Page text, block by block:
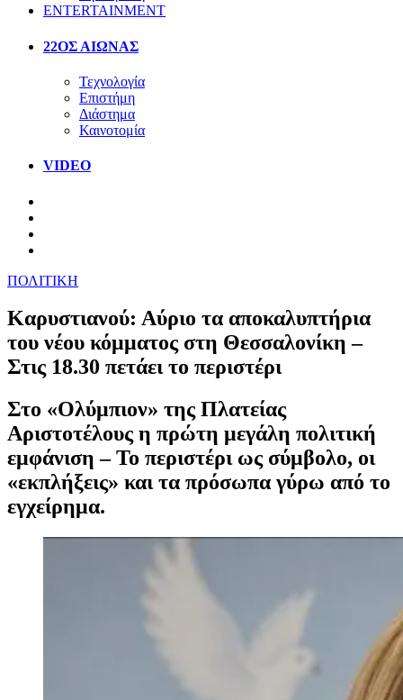
ENTERTAINMENT
22ΟΣ ΑΙΩΝΑΣ
Τεχνολογία
Επιστήμη
Διάστημα
Καινοτομία
VIDEO
ΠΟΛΙΤΙΚΗ
Καρυστιανού: Αύριο τα αποκαλυπτήρια
του νέου κόμματος στη Θεσσαλονίκη –
Στις 18.30 πετάει το περιστέρι
Στο «Ολύμπιον» της Πλατείας
Αριστοτέλους η πρώτη μεγάλη πολιτική
εμφάνιση – Το περιστέρι ως σύμβολο, οι
«εκπλήξεις» και τα πρόσωπα γύρω από το
εγχείρημα.